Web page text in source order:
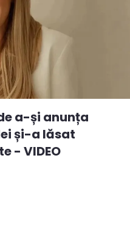
a-și anunța
și-a lăsat
- VIDEO